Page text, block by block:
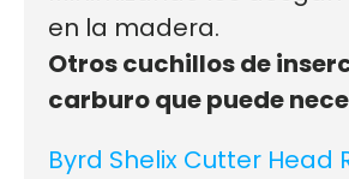
en la madera.
Otros cuchillos de
carburo que puede
Byrd Shelix Cutter Head